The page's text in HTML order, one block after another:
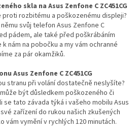
skla na Asus Zenfone C ZC451CG
rozbitému a poškozenému displeji?
svůj telefon Asus Zenfone C
pádem, ale také před poškrábáním
nám na pobočku a my vám ochranné
za pár okamžiků.
Asus Zenfone C ZC451CG
stranu při volání dostatečně neslyšíte?
být důsledkem poškozeného či
se tato závada týká i vašeho mobilu Asus
zařízení do rukou našich zkušených
vám vymění v rychlých 120 minutách.